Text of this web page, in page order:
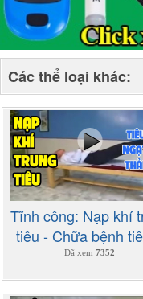
Các thể loại khác:
Tĩnh công: Nạp khí
tiêu - Chữa bệnh
Đã xem7352